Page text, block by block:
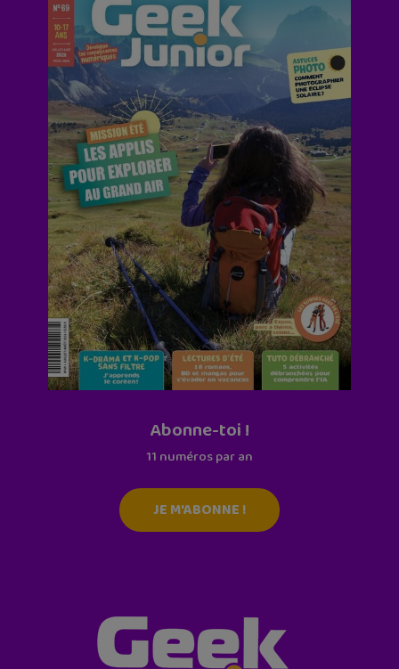
Abonne-toi !
11 numéros par an
JE M'ABONNE !